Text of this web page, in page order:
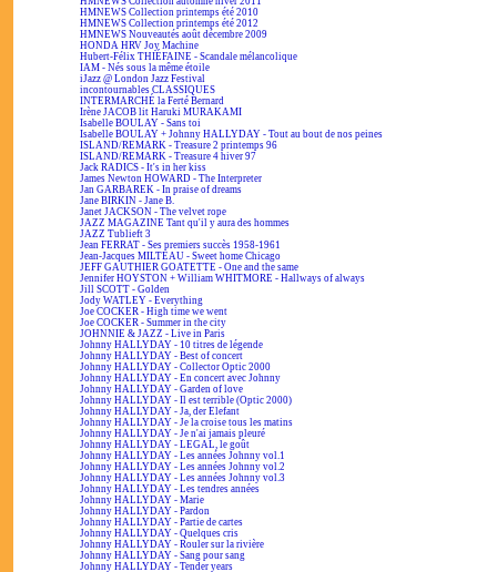
HMNEWS Collection printemps été 2010
HMNEWS Collection printemps été 2012
HMNEWS Nouveautés août décembre 2009
HONDA HRV Joy Machine
Hubert-Félix THIÉFAINE - Scandale mélancolique
IAM - Nés sous la même étoile
iJazz @ London Jazz Festival
incontournables CLASSIQUES
INTERMARCHÉ la Ferté Bernard
Irène JACOB lit Haruki MURAKAMI
Isabelle BOULAY - Sans toi
Isabelle BOULAY + Johnny HALLYDAY - Tout au bout de nos peines
ISLAND/REMARK - Treasure 2 printemps 96
ISLAND/REMARK - Treasure 4 hiver 97
Jack RADICS - It's in her kiss
James Newton HOWARD - The Interpreter
Jan GARBAREK - In praise of dreams
Jane BIRKIN - Jane B.
Janet JACKSON - The velvet rope
JAZZ MAGAZINE Tant qu'il y aura des hommes
JAZZ Tublieft 3
Jean FERRAT - Ses premiers succès 1958-1961
Jean-Jacques MILTEAU - Sweet home Chicago
JEFF GAUTHIER GOATETTE - One and the same
Jennifer HOYSTON + William WHITMORE - Hallways of always
Jill SCOTT - Golden
Jody WATLEY - Everything
Joe COCKER - High time we went
Joe COCKER - Summer in the city
JOHNNIE & JAZZ - Live in Paris
Johnny HALLYDAY - 10 titres de légende
Johnny HALLYDAY - Best of concert
Johnny HALLYDAY - Collector Optic 2000
Johnny HALLYDAY - En concert avec Johnny
Johnny HALLYDAY - Garden of love
Johnny HALLYDAY - Il est terrible (Optic 2000)
Johnny HALLYDAY - Ja, der Elefant
Johnny HALLYDAY - Je la croise tous les matins
Johnny HALLYDAY - Je n'ai jamais pleuré
Johnny HALLYDAY - LEGAL, le goût
Johnny HALLYDAY - Les années Johnny vol.1
Johnny HALLYDAY - Les années Johnny vol.2
Johnny HALLYDAY - Les années Johnny vol.3
Johnny HALLYDAY - Les tendres années
Johnny HALLYDAY - Marie
Johnny HALLYDAY - Pardon
Johnny HALLYDAY - Partie de cartes
Johnny HALLYDAY - Quelques cris
Johnny HALLYDAY - Rouler sur la rivière
Johnny HALLYDAY - Sang pour sang
Johnny HALLYDAY - Tender years